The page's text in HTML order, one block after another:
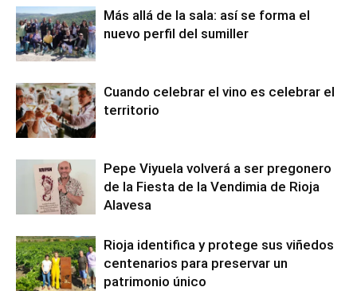
Más allá de la sala: así se forma el
nuevo perfil del sumiller
Cuando celebrar el vino es celebrar el
territorio
Pepe Viyuela volverá a ser pregonero
de la Fiesta de la Vendimia de Rioja
Alavesa
Rioja identifica y protege sus viñedos
centenarios para preservar un
patrimonio único